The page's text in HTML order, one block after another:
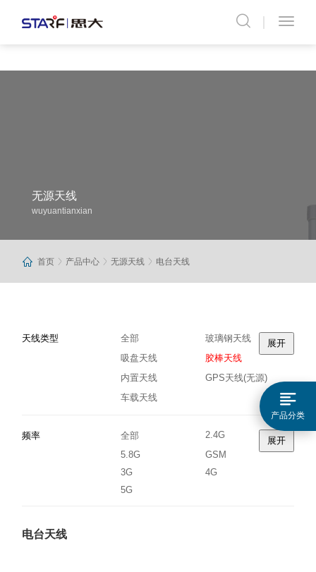
无源天线
wuyuantianxian
首页 产品中心 无源天线 电台天线
产品分类
天线类型 全部
玻璃钢天线
吸盘天线
胶棒天线
内置天线
GPS天线(无源)
车载天线
展开
频率 全部
2.4G
5.8G
GSM
3G
4G
5G
展开
电台天线